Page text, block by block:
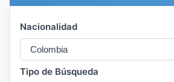
Nacionalidad
Tipo de Búsqueda